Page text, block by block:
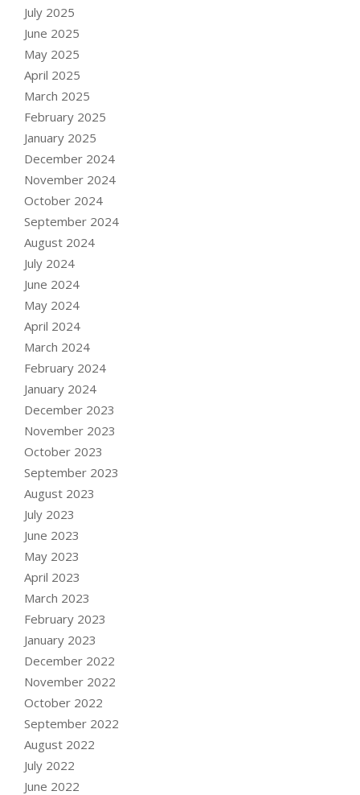
July 2025
June 2025
May 2025
April 2025
March 2025
February 2025
January 2025
December 2024
November 2024
October 2024
September 2024
August 2024
July 2024
June 2024
May 2024
April 2024
March 2024
February 2024
January 2024
December 2023
November 2023
October 2023
September 2023
August 2023
July 2023
June 2023
May 2023
April 2023
March 2023
February 2023
January 2023
December 2022
November 2022
October 2022
September 2022
August 2022
July 2022
June 2022